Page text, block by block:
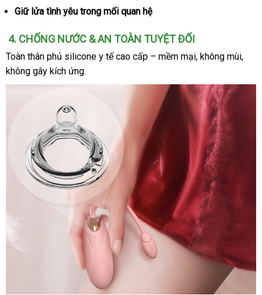
violet
trọng
món
quà
ý
nghĩa
Giữ lửa tình yêu trong mối quan hệ
4đổi
trả
. CHỐNG NƯỚC & AN TOÀN TUYỆT ĐỐI
Toàn thân phủ silicone y tế cao cấp – mềm mạiđẹp
, không mùiquà
,
không gây kích ứng.